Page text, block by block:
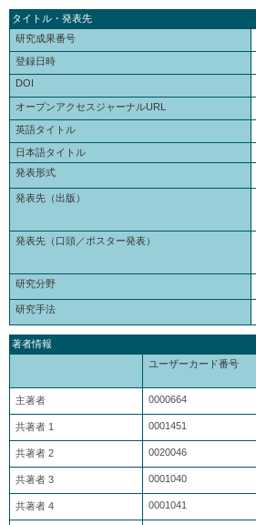
タイトル・発表先
研究成果番号
登録日時
DOI
オープンアクセスジャーナルURL
英語タイトル
日本語タイトル
発表形式
発表先（出版）
発表先（口頭／ポスター発表）
研究分野
研究手法
著者情報
ユーザーカード番号
主著者 0000664
共著者 1 0001451
共著者 2 0020046
共著者 3 0001040
共著者 4 0001041